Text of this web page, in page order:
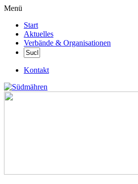
Menü
Start
Aktuelles
Verbände & Organisationen
Kontakt